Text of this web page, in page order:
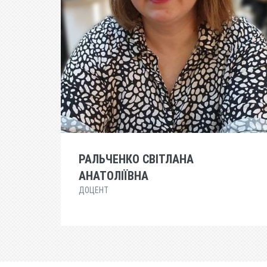
РАЛЬЧЕНКО СВІТЛАНА
АНАТОЛІЇВНА
ДОЦЕНТ